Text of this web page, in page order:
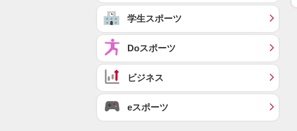
学生スポーツ
Doスポーツ
ビジネス
eスポーツ